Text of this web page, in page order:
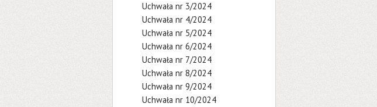
Uchwała nr 3/2024
Uchwała nr 4/2024
Uchwała nr 5/2024
Uchwała nr 6/2024
Uchwała nr 7/2024
Uchwała nr 8/2024
Uchwała nr 9/2024
Uchwała nr 10/2024